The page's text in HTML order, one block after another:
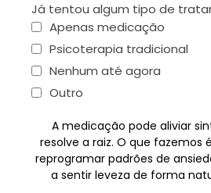
Já tentou algum tipo de
Apenas medicação
Psicoterapia tradicional
Nenhum até agora
Outro
A medicação pode aliviar
resolve a raiz. O que fazemos
reprogramar padrões de
a sentir leveza de forma